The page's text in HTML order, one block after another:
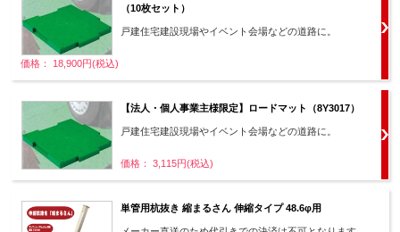
（10枚セット）
戸建住宅建設現場やイベント会場などの道路に。
価格： 18,900円(税込)
【法人・個人事業主様限定】ロードマット（8Y3017）
戸建住宅建設現場やイベント会場などの道路に。
価格： 3,115円(税込)
単管用杭抜き 縮まるさん 伸縮タイプ 48.6φ用